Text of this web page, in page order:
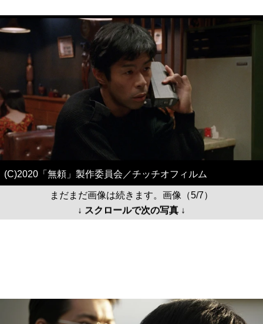
(C)2020「無頼」製作委員会／チッチオフィルム
まだまだ画像は続きます。画像（5/7）
↓ スクロールで次の写真 ↓